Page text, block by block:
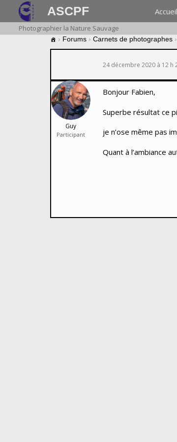
ASCPF Accueil
Photographier la Nature Sauvage
› Forums › Carnets de photographes ›
24 décembre 2020 à 12 h
Guy
Participant
Bonjour Fabien,
Superbe résultat ce
je n’ose même pas
Quant à l’ambiance